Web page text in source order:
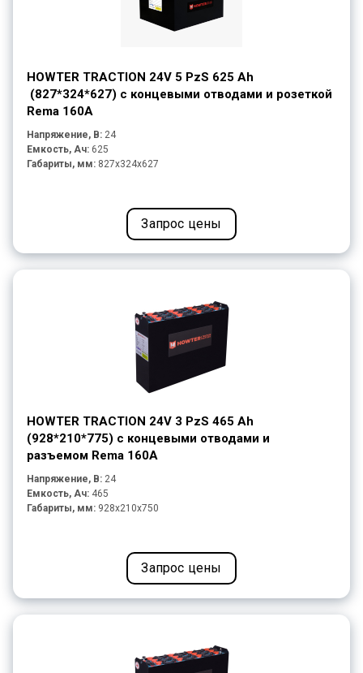
HOWTER TRACTION 24V 5 PzS 625 Ah
(827*324*627) с концевыми отводами и розеткой
Rema 160A
Напряжение, В: 24
Емкость, Ач: 625
Габариты, мм: 827x324x627
Запрос цены
HOWTER TRACTION 24V 3 PzS 465 Ah
(928*210*775) с концевыми отводами и
разъемом Rema 160A
Напряжение, В: 24
Емкость, Ач: 465
Габариты, мм: 928x210x750
Запрос цены